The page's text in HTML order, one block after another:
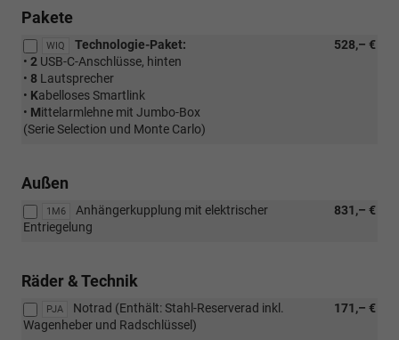
Pakete
WIQ 528,– €
Technologie-Paket:
• 2 USB-C-Anschlüsse, hinten
• 8 Lautsprecher
• Kabelloses Smartlink
• Mittelarmlehne mit Jumbo-Box
(Serie Selection und Monte Carlo)
Außen
1M6 831,– €
Anhängerkupplung mit elektrischer
Entriegelung
Räder & Technik
PJA 171,– €
Notrad (Enthält: Stahl-Reserverad inkl.
Wagenheber und Radschlüssel)